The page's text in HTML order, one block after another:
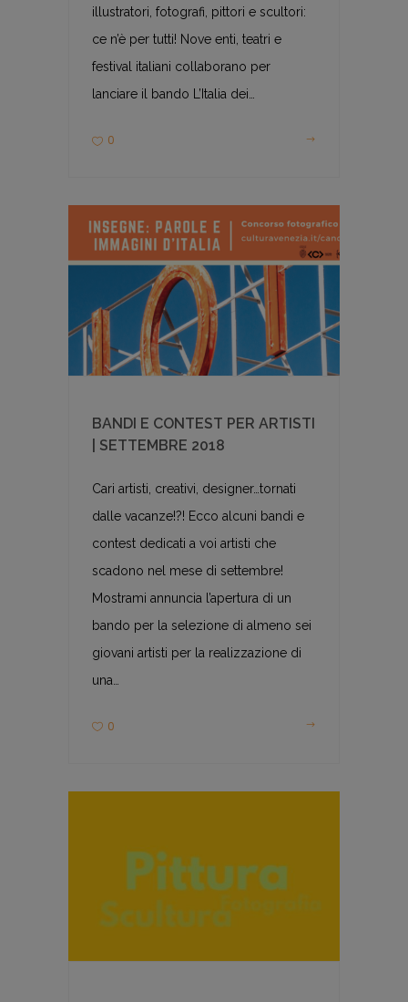
illustratori, fotografi, pittori e scultori:
ce n’è per tutti! Nove enti, teatri e
festival italiani collaborano per
lanciare il bando L’Italia dei…
0
BANDI E CONTEST PER ARTISTI
| SETTEMBRE 2018
Cari artisti, creativi, designer…tornati
dalle vacanze!?! Ecco alcuni bandi e
contest dedicati a voi artisti che
scadono nel mese di settembre!
Mostrami annuncia l’apertura di un
bando per la selezione di almeno sei
giovani artisti per la realizzazione di
una…
0